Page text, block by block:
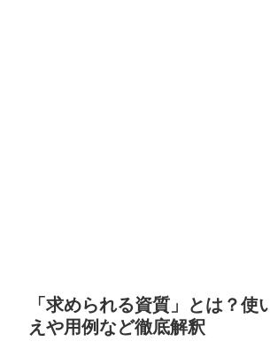
「求められる資質」とは？使
えや用例など徹底解釈